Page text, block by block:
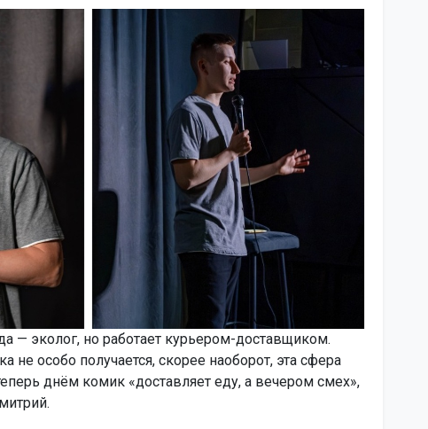
— эколог, но работает курьером-доставщиком.
не особо получается, скорее наоборот, эта сфера
днём комик «доставляет еду, а вечером смех»,